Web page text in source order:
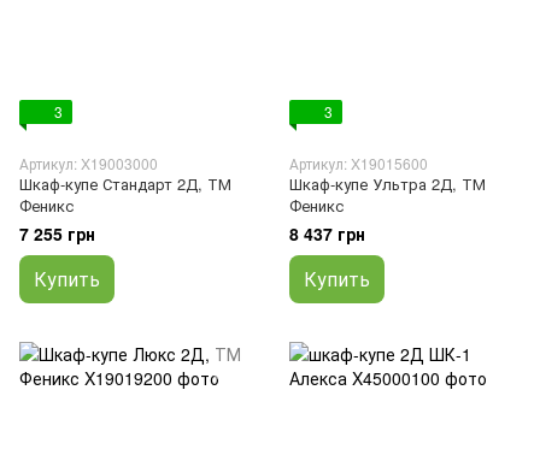
3
Артикул: X19003000
Шкаф-купе Стандарт 2Д, ТМ
Феникс
7 255 грн
Купить
3
Артикул: X19015600
Шкаф-купе Ультра 2Д, ТМ
Феникс
8 437 грн
Купить